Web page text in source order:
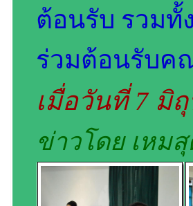
ต้อนรับ รวมทั้
ร่วมต้อนรับค
เมื่อวันที่ 7 มิ
ข่าวโดย เหม